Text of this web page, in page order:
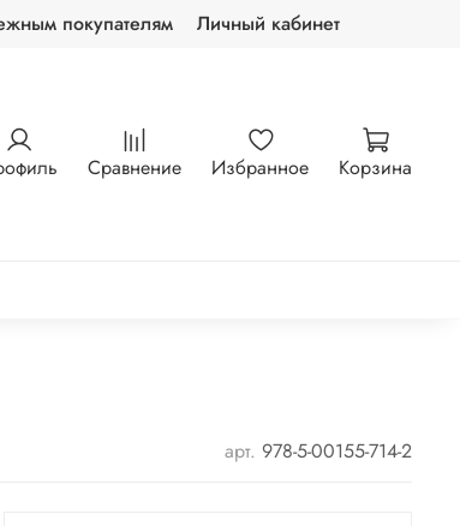
покупателям Личный кабинет
Сравнение Избранное Корзина
арт. 978-5-00155-714-2